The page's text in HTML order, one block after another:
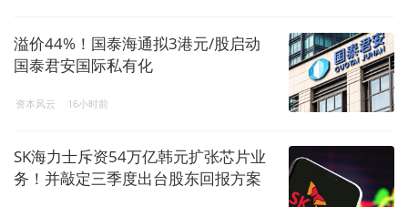
溢价44%！国泰海通拟3港元/股启动
国泰君安国际私有化
资本风云 16小时前
SK海力士斥资54万亿韩元扩张芯片业
务！并敲定三季度出台股东回报方案